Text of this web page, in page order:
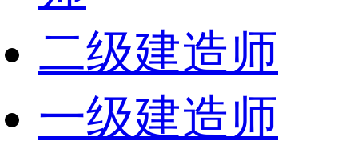
二级建造师
一级建造师